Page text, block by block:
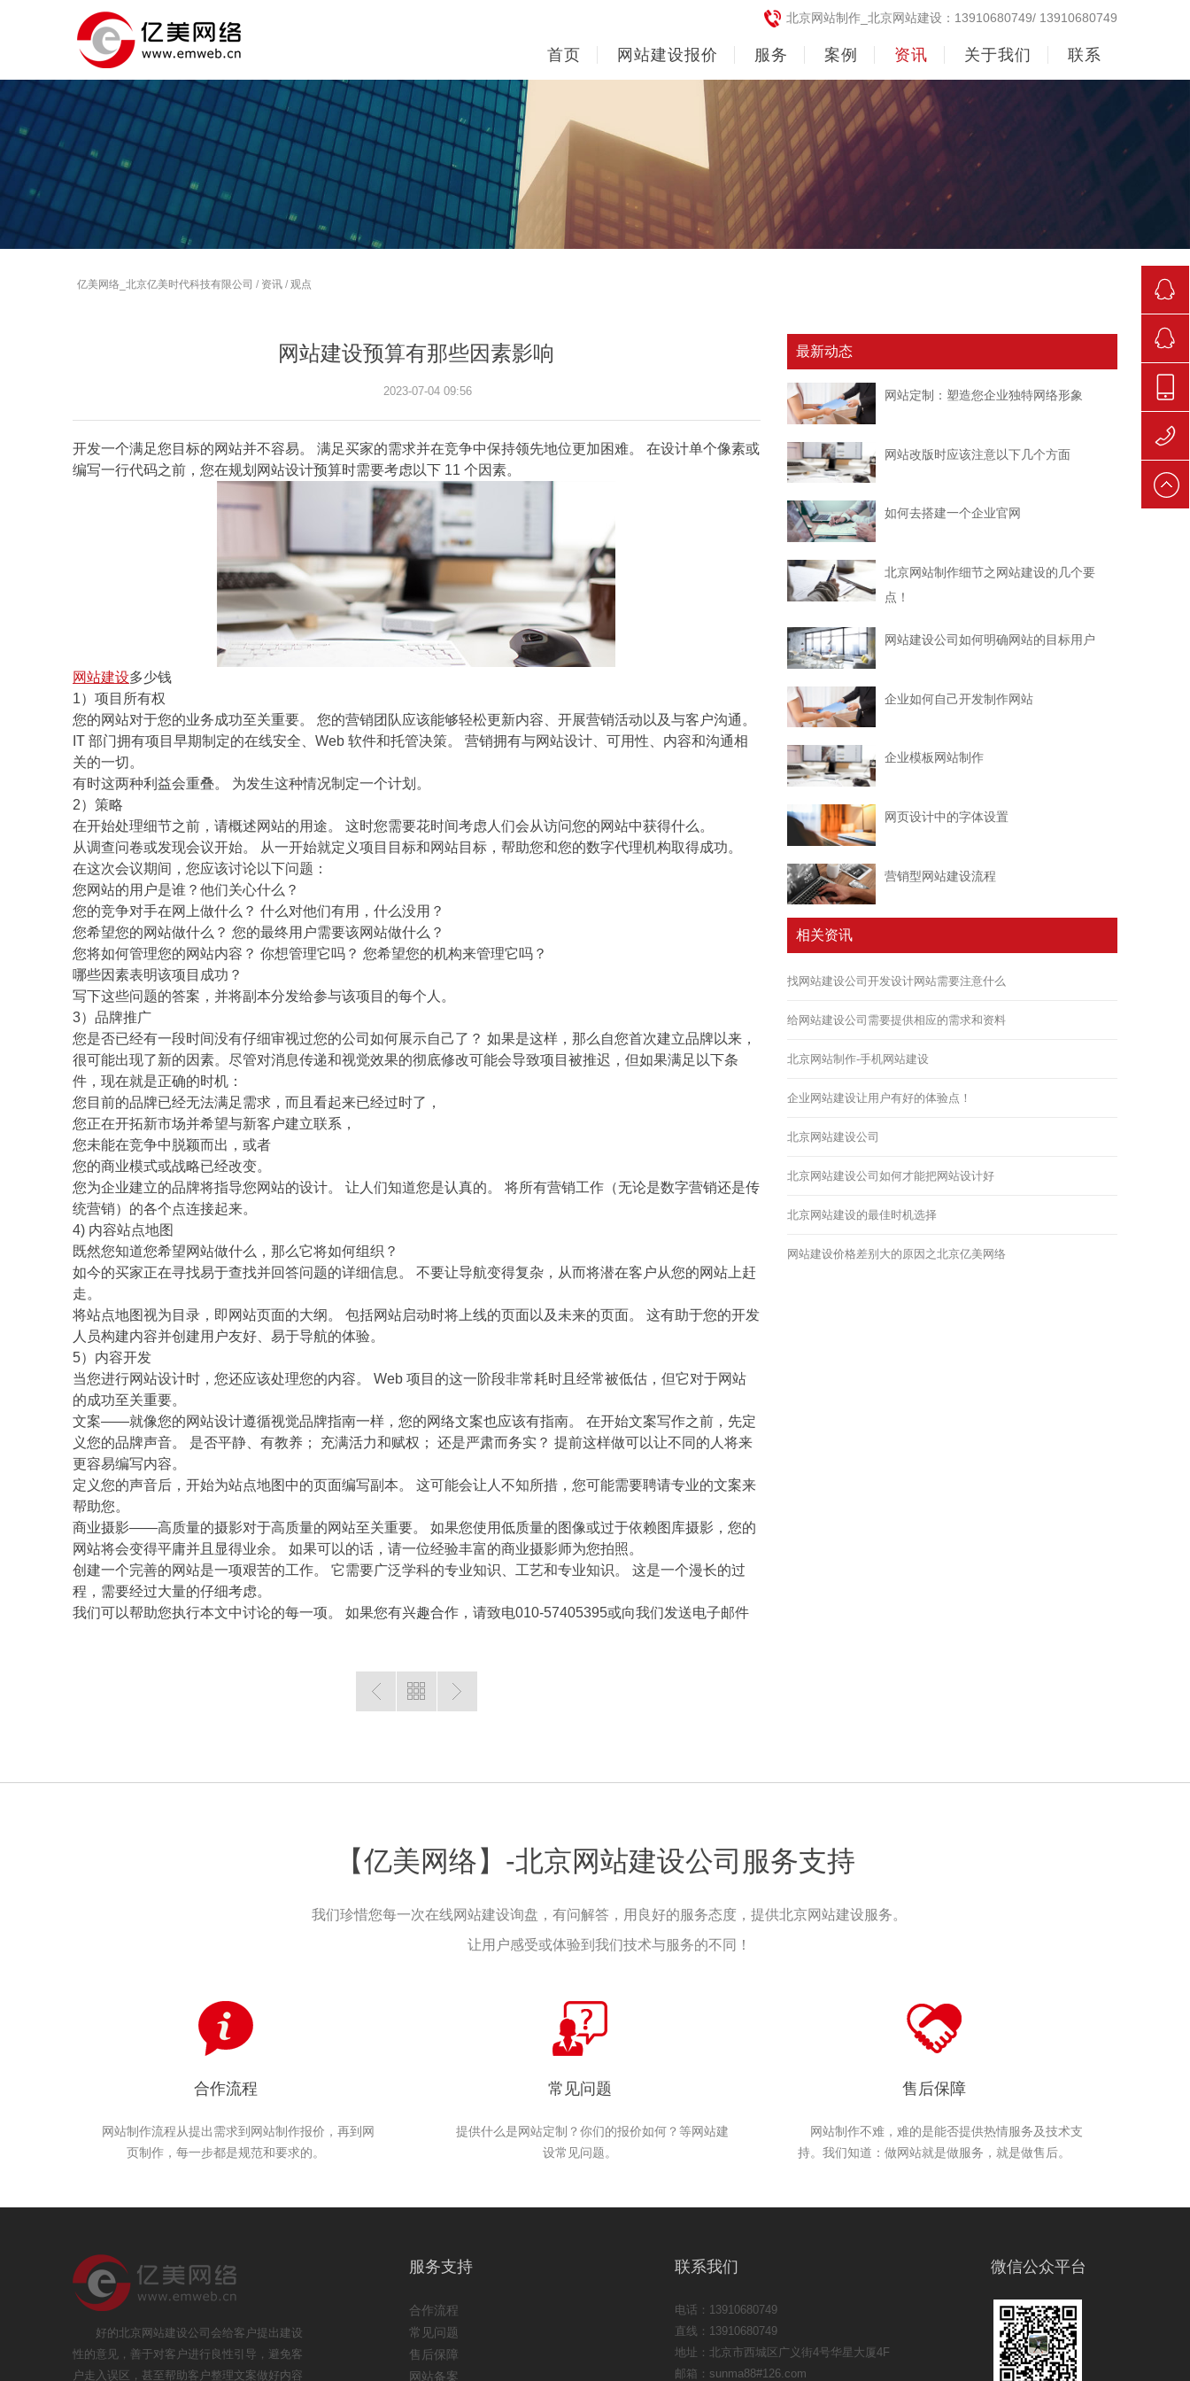
北京网站制作_北京网站建设：13910680749/ 13910680749
首页 网站建设报价 服务 案例 资讯 关于我们 联系
亿美网络_北京亿美时代科技有限公司 / 资讯 / 观点
网站建设预算有那些因素影响
2023-07-04 09:56
开发一个满足您目标的网站并不容易。 满足买家的需求并在竞争中保持领先地位更加困难。 在设计单个像素或
编写一行代码之前，您在规划网站设计预算时需要考虑以下 11 个因素。
网站建设多少钱
1）项目所有权
您的网站对于您的业务成功至关重要。 您的营销团队应该能够轻松更新内容、开展营销活动以及与客户沟通。
IT 部门拥有项目早期制定的在线安全、Web 软件和托管决策。 营销拥有与网站设计、可用性、内容和沟通相
关的一切。
有时这两种利益会重叠。 为发生这种情况制定一个计划。
2）策略
在开始处理细节之前，请概述网站的用途。 这时您需要花时间考虑人们会从访问您的网站中获得什么。
从调查问卷或发现会议开始。 从一开始就定义项目目标和网站目标，帮助您和您的数字代理机构取得成功。
在这次会议期间，您应该讨论以下问题：
您网站的用户是谁？他们关心什么？
您的竞争对手在网上做什么？ 什么对他们有用，什么没用？
您希望您的网站做什么？ 您的最终用户需要该网站做什么？
您将如何管理您的网站内容？ 你想管理它吗？ 您希望您的机构来管理它吗？
哪些因素表明该项目成功？
写下这些问题的答案，并将副本分发给参与该项目的每个人。
3）品牌推广
您是否已经有一段时间没有仔细审视过您的公司如何展示自己了？ 如果是这样，那么自您首次建立品牌以来，
很可能出现了新的因素。尽管对消息传递和视觉效果的彻底修改可能会导致项目被推迟，但如果满足以下条
件，现在就是正确的时机：
您目前的品牌已经无法满足需求，而且看起来已经过时了，
您正在开拓新市场并希望与新客户建立联系，
您未能在竞争中脱颖而出，或者
您的商业模式或战略已经改变。
您为企业建立的品牌将指导您网站的设计。 让人们知道您是认真的。 将所有营销工作（无论是数字营销还是传
统营销）的各个点连接起来。
4) 内容站点地图
既然您知道您希望网站做什么，那么它将如何组织？
如今的买家正在寻找易于查找并回答问题的详细信息。 不要让导航变得复杂，从而将潜在客户从您的网站上赶
走。
将站点地图视为目录，即网站页面的大纲。 包括网站启动时将上线的页面以及未来的页面。 这有助于您的开发
人员构建内容并创建用户友好、易于导航的体验。
5）内容开发
当您进行网站设计时，您还应该处理您的内容。 Web 项目的这一阶段非常耗时且经常被低估，但它对于网站
的成功至关重要。
文案——就像您的网站设计遵循视觉品牌指南一样，您的网络文案也应该有指南。 在开始文案写作之前，先定
义您的品牌声音。 是否平静、有教养； 充满活力和赋权； 还是严肃而务实？ 提前这样做可以让不同的人将来
更容易编写内容。
定义您的声音后，开始为站点地图中的页面编写副本。 这可能会让人不知所措，您可能需要聘请专业的文案来
帮助您。
商业摄影——高质量的摄影对于高质量的网站至关重要。 如果您使用低质量的图像或过于依赖图库摄影，您的
网站将会变得平庸并且显得业余。 如果可以的话，请一位经验丰富的商业摄影师为您拍照。
创建一个完善的网站是一项艰苦的工作。 它需要广泛学科的专业知识、工艺和专业知识。 这是一个漫长的过
程，需要经过大量的仔细考虑。
我们可以帮助您执行本文中讨论的每一项。 如果您有兴趣合作，请致电010-57405395或向我们发送电子邮件
最新动态
网站定制：塑造您企业独特网络形象
网站改版时应该注意以下几个方面
如何去搭建一个企业官网
北京网站制作细节之网站建设的几个要
点！
网站建设公司如何明确网站的目标用户
企业如何自己开发制作网站
企业模板网站制作
网页设计中的字体设置
营销型网站建设流程
相关资讯
找网站建设公司开发设计网站需要注意什么
给网站建设公司需要提供相应的需求和资料
北京网站制作-手机网站建设
企业网站建设让用户有好的体验点！
北京网站建设公司
北京网站建设公司如何才能把网站设计好
北京网站建设的最佳时机选择
网站建设价格差别大的原因之北京亿美网络
【亿美网络】-北京网站建设公司服务支持
我们珍惜您每一次在线网站建设询盘，有问解答，用良好的服务态度，提供北京网站建设服务。
让用户感受或体验到我们技术与服务的不同！
合作流程
网站制作流程从提出需求到网站制作报价，再到网
页制作，每一步都是规范和要求的。
常见问题
提供什么是网站定制？你们的报价如何？等网站建
设常见问题。
售后保障
网站制作不难，难的是能否提供热情服务及技术支
持。我们知道：做网站就是做服务，就是做售后。
好的北京网站建设公司会给客户提出建设
性的意见，善于对客户进行良性引导，避免客
户走入误区，甚至帮助客户整理文案做好内容
服务支持
合作流程
常见问题
售后保障
网站备案
联系我们
电话：13910680749
直线：13910680749
地址：北京市西城区广义街4号华星大厦4F
邮箱：sunma88#126.com
微信公众平台